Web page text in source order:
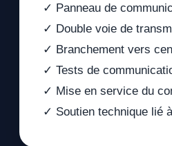
✓ Panneau de
✓ Double voie de
✓ Branchement vers
✓ Tests de
✓ Mise en service du
✓ Soutien technique lié